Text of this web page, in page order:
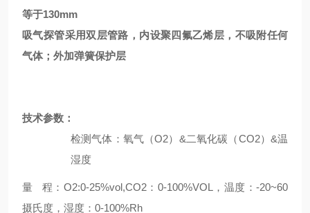
等于130mm
吸气探管采用双层管路，内设聚四氟乙烯层，不吸附任何
气体；外加弹簧保护层
技术参数：
检测气体：氧气（O2） &二氧化碳（CO2） &温
湿度
量 程： O2:0-25%vol,CO2： 0-100%VOL ，温度：-20~60
摄氏度，湿度： 0-100%Rh